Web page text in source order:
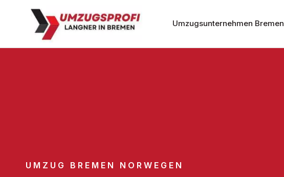
Umzugsunternehmen Bremen
UMZUG BREMEN NORWEGEN